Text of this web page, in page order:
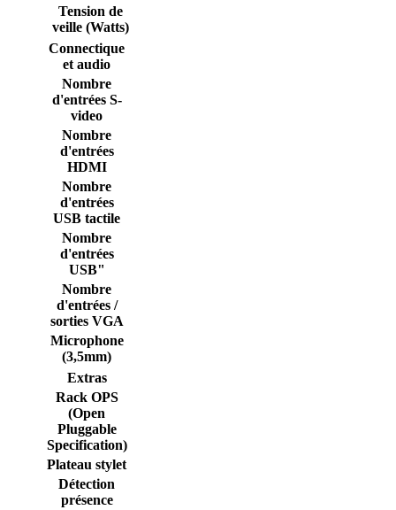
Tension de
veille (Watts)
Connectique
et audio
Nombre
d'entrées S-
video
Nombre
d'entrées
HDMI
Nombre
d'entrées
USB tactile
Nombre
d'entrées
USB"
Nombre
d'entrées /
sorties VGA
Microphone
(3,5mm)
Extras
Rack OPS
(Open
Pluggable
Specification)
Plateau stylet
Détection
présence